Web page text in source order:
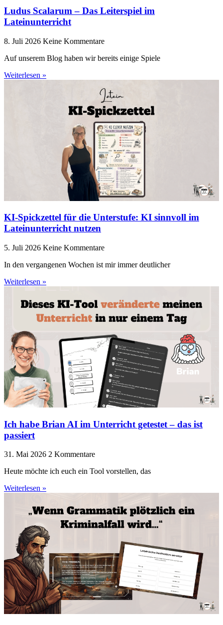
Ludus Scalarum – Das Leiterspiel im
Lateinunterricht
8. Juli 2026 Keine Kommentare
Auf unserem Blog haben wir bereits einige Spiele
Weiterlesen »
KI-Spickzettel für die Unterstufe: KI sinnvoll im
Lateinunterricht nutzen
5. Juli 2026 Keine Kommentare
In den vergangenen Wochen ist mir immer deutlicher
Weiterlesen »
Ich habe Brian AI im Unterricht getestet – das ist
passiert
31. Mai 2026 2 Kommentare
Heute möchte ich euch ein Tool vorstellen, das
Weiterlesen »